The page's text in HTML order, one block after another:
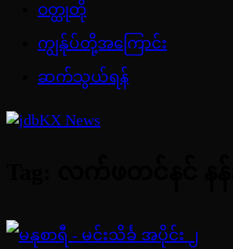
ဝတ္ထုတို
ကျွန်ုပ်တို့အကြောင်း
ဆက်သွယ်ရန်